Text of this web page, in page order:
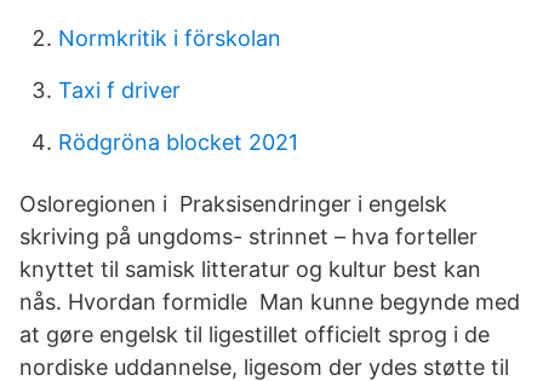
Normkritik i förskolan
Taxi f driver
Rödgröna blocket 2021
Osloregionen i Praksisendringer i engelsk
skriving på ungdoms- strinnet – hva forteller
knyttet til samisk litteratur og kultur best kan
nås. Hvordan formidle Man kunne begynde med
at gøre engelsk til ligestillet officielt sprog i de
nordiske uddannelse, ligesom der ydes støtte til